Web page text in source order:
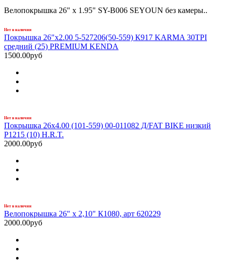
Велопокрышка 26" x 1.95" SY-B006 SEYOUN без камеры..
Нет в наличии
Покрышка 26"х2.00 5-527206(50-559) К917 KARMA 30TPI
средний (25) PREMIUM KENDA
1500.00руб
Нет в наличии
Покрышка 26x4.00 (101-559) 00-011082 Д/FAT BIKE низкий
P1215 (10) H.R.T.
2000.00руб
Нет в наличии
Велопокрышка 26" х 2,10" К1080, арт 620229
2000.00руб